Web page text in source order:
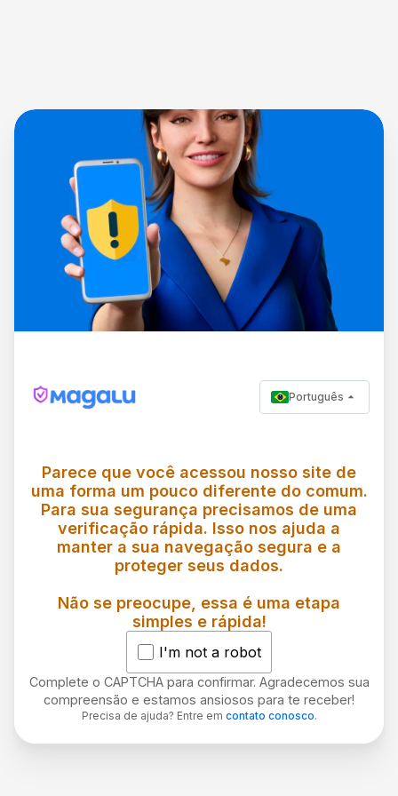
Português
Parece que você acessou nosso site de
uma forma um pouco diferente do comum.
Para sua segurança precisamos de uma
verificação rápida. Isso nos ajuda a
manter a sua navegação segura e a
proteger seus dados.
Não se preocupe, essa é uma etapa
simples e rápida!
I'm not a robot
Complete o CAPTCHA para confirmar. Agradecemos sua
compreensão e estamos ansiosos para te receber!
Precisa de ajuda? Entre em contato conosco.